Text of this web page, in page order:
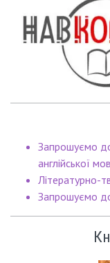
Запрошуємо
англійської
Літературно-
Запрошуємо